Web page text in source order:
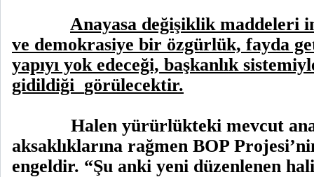
Anayasa değişiklik maddeleri
ve demokrasiye bir özgürlük, fayda
yapıyı yok edeceği, başkanlık
gidildiği görülecektir.
Halen yürürlükteki mevcut
aksaklıklarına rağmen BOP
engeldir. “Şu anki yeni düzenlenen